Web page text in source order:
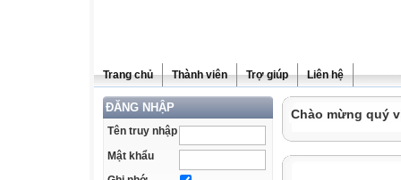
Trang chủ Thành viên Trợ giúp Liên hệ
ĐĂNG NHẬP
Tên truy nhập
Mật khẩu
Chào mừng quý